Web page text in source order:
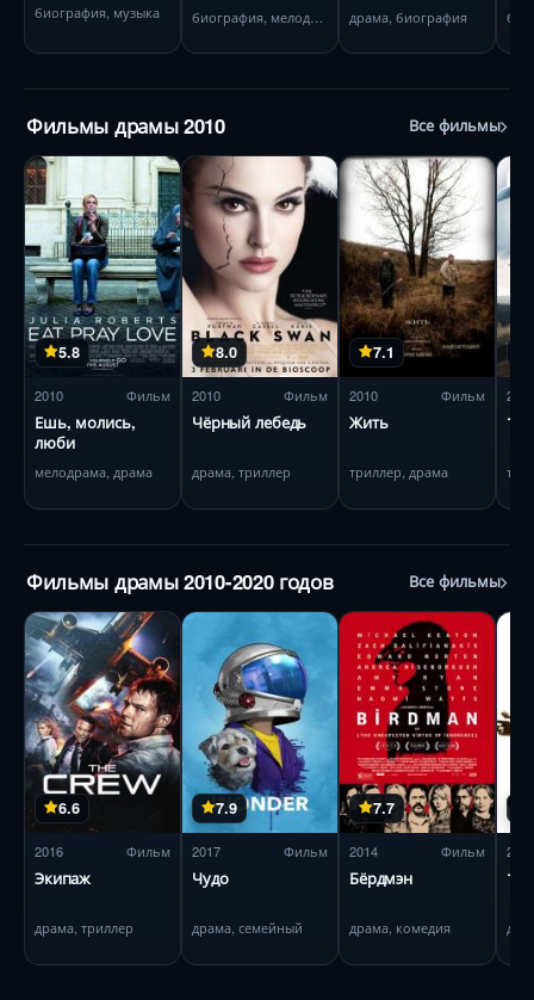
биография, музыка драма, биография
Фильмы драмы 2010 Все фильмы
5.8
2010 Фильм
Ешь, молись,
люби
мелодрама, драма
8.0
2010 Фильм
Чёрный лебедь
драма, триллер
7.1
2010 Фильм
Жить
триллер, драма
2010
Фильмы драмы 2010-2020 годов Все фильмы
6.6
2016 Фильм
Экипаж
драма, триллер
7.9
2017 Фильм
Чудо
драма, семейный
7.7
2014 Фильм
Бёрдмэн
драма, комедия
2013
12